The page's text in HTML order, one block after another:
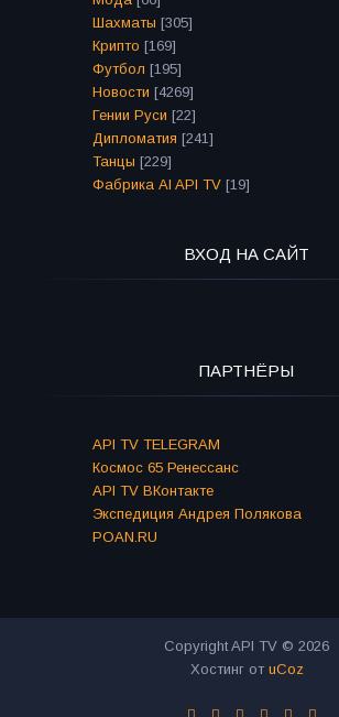
Шахматы [305]
Крипто [169]
Футбол [195]
Новости [4269]
Гении Руси [22]
Дипломатия [241]
Танцы [229]
Фабрика AI API TV [19]
ВХОД НА САЙТ
ПАРТНЁРЫ
API TV TELEGRAM
Космос 65 Ренессанс
API TV ВКонтакте
Экспедиция Андрея Полякова
POAN.RU
Copyright API TV © 2026
Хостинг от uCoz